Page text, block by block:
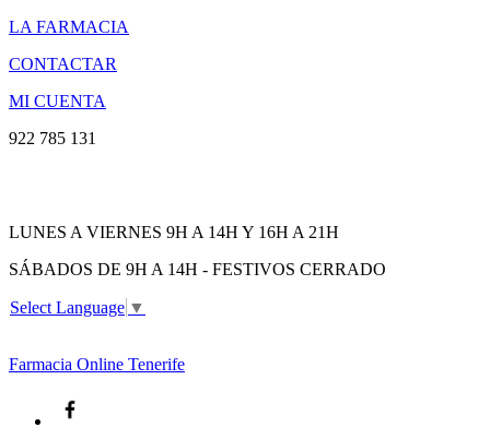
LA FARMACIA
CONTACTAR
MI CUENTA
922 785 131
LUNES A VIERNES 9H A 14H Y 16H A 21H
SÁBADOS DE 9H A 14H - FESTIVOS CERRADO
Select Language ▼
Farmacia Online Tenerife